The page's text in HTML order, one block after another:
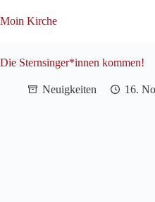
Inhalt
Moin Kirche
Die Sternsinger*innen kommen!
Neuigkeiten 16.